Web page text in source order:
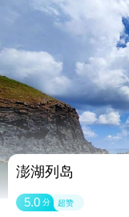
澎湖列岛
5.0 分 超赞